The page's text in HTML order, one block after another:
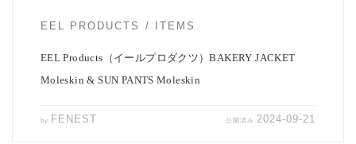
EEL PRODUCTS ITEMS
EEL Products（イールプロダクツ）BAKERY JACKET
Moleskin & SUN PANTS Moleskin
by FENEST 公開済み2024-09-21